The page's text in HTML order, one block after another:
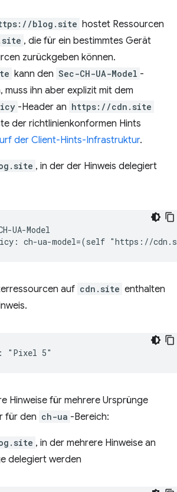
blog.site hostet Ressourcen
, die für ein bestimmtes Gerät
zurückgeben können.
kann den Sec-CH-UA-Model -
muss ihn aber explizit mit dem
-Header an https://cdn.site
der richtlinienkonformen Hints
der Client-Hints-Infrastruktur.
, in der der Hinweis delegiert
UA-Model
auf cdn.site enthalten
Hinweise für mehrere Ursprünge
für den ch-ua -Bereich:
, in der mehrere Hinweise an
delegiert werden